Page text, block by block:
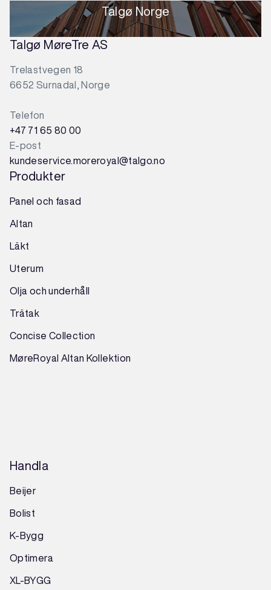
Talgø Norge
Talgø MøreTre AS
Trelastvegen 18
6652 Surnadal, Norge
Telefon
+47 71 65 80 00
E-post
kundeservice.moreroyal@talgo.no
Produkter
Panel och fasad
Altan
Läkt
Uterum
Olja och underhåll
Trätak
Concise Collection
MøreRoyal Altan Kollektion
Handla
Beijer
Bolist
K-Bygg
Optimera
XL-BYGG